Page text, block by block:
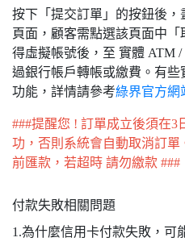
按下「提交訂單」的按鈕後
頁面，顧客需點選該頁面中
得虛擬帳號後，至 實體 ATM
過銀行帳戶轉帳或繳費。有些
功能，詳情請參考綠界官方網
###提醒您 ! 訂單成立後須在
功，否則系統會自動取消訂單
前匯款，若超時 請勿繳款 ###
付款失敗相關問題
1.為什麼信用卡付款失敗，可